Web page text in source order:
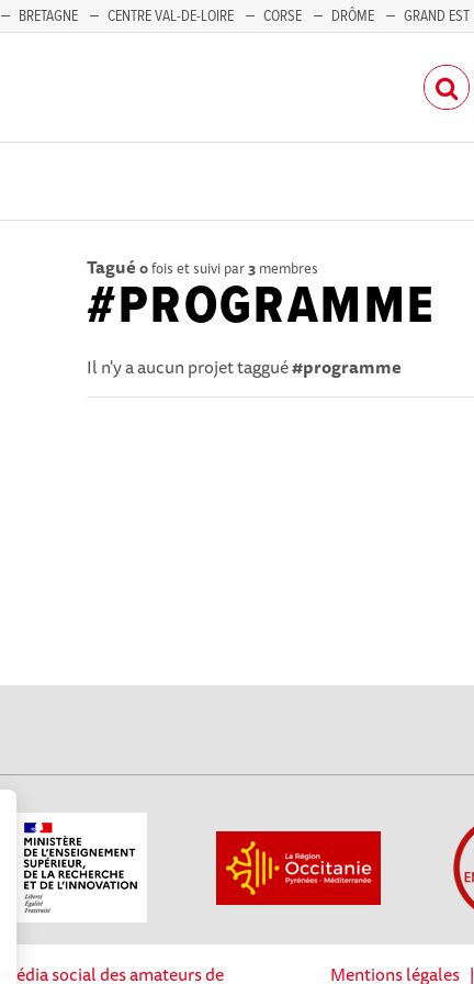
BRETAGNE CENTRE VAL-DE-LOIRE CORSE DRÔME GRAND EST
Tagué 0fois et suivi par3 membres
#PROGRAMME
Il n'y a aucun projet taggué#programme
social des amateurs de Mentions légales|